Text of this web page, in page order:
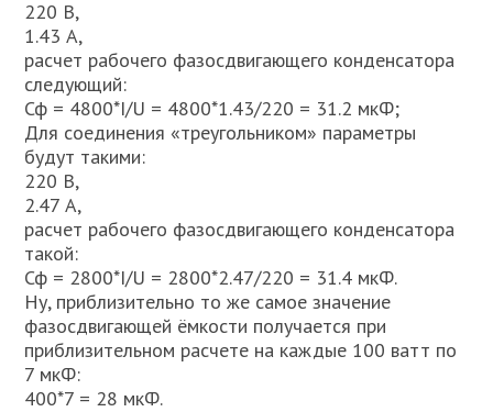
220 В,
1.43 А,
расчет рабочего фазосдвигающего конденсатора
следующий:
Сф = 4800*I/U = 4800*1.43/220 = 31.2 мкФ;
Для соединения «треугольником» параметры
будут такими:
220 В,
2.47 А,
расчет рабочего фазосдвигающего конденсатора
такой:
Сф = 2800*I/U = 2800*2.47/220 = 31.4 мкФ.
Ну, приблизительно то же самое значение
фазосдвигающей ёмкости получается при
приблизительном расчете на каждые 100 ватт по
7 мкФ:
400*7 = 28 мкФ.